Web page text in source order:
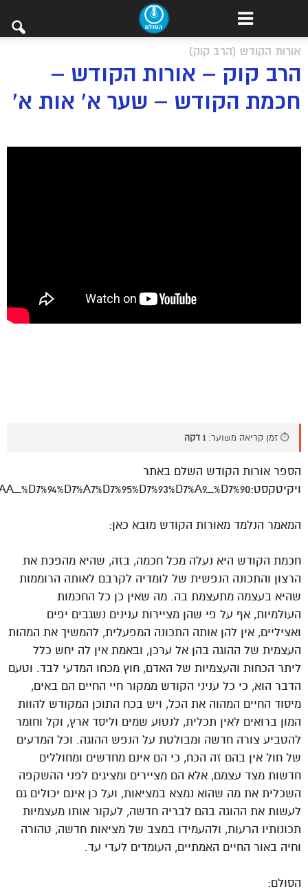
אורות הקודש (הרב קוק)
הרב קוק – אורות הקודש –
חכמת הקודש – שער א’ אות א’
⏱️ זמן קריאה משוער: 1 דקה
הספר אורות הקודש השלם באתר
ויקיטקסט:http://he.wikisource.org/wiki/%D7%90%D7%95%D7%A8%D7%95%D7%AA_%D7%94%D7%A7%D7%95%D7%93%D7%A9_%D7%90
המאמר הנלמד מאורות הקודש מובא כאן:
חכמת הקודש היא נעלה מכל חכמה, בזה, שהיא מהפכת את
הרצון והתכונה הנפשית של לומדיה לקרבם לאותה הרוממות
שהיא בעצמה מתעצמת בה. מה שאין כן כל החכמות
העולמיות, אף על פי שהן מציירות ענינים נשגבים יפים
ואציליים, אין להן אותה התכונה המפעלית, להמשיך את המהות
העצמית של ההוגה בהן אל ערכן, ובאמת אין לה יחש כלל
ליתר הכחות והעצמיות של האדם, חוץ מכחו המדעי לבד. וטעם
הדבר הוא, כי כל עניני הקודש ממקור חיי החיים הם באים,
מיסוד החיים המהוה את הכל, ויש בכח התוכן המקודש להוות
המון ברואים לאין תכלית, לנטוע שמים וליסד ארץ, וקל וחומר
להטביע צורה חדשה ומבולטת על הנפש ההוגה. וכל המדעים
של חול אין בהם זה הכח, כי הם אינם מחדשים ומחוללים
חדשות מצד עצמם, אלא הם מציירים ומציגים לפני ההשקפה
השכלית את מה שהוא נמצא במציאות, ועל כן אינם יכולים גם
לעשות את ההוגה בהם לבריה חדשה, לעקור אותו מעצמיות
תכונותיו הרעות, ולהעמידו במצב של מציאות חדשה, טהורה
וחיה באור החיים האמתיים, העומדים לעדי עד.
הסולם: